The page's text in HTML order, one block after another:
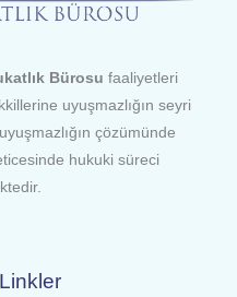
Bürosu faaliyetleri
uyuşmazlığın seyri
çözümünde
hukuki süreci